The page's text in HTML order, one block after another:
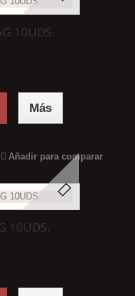
10UDS.
Más
Añadir para comparar
10UDS.